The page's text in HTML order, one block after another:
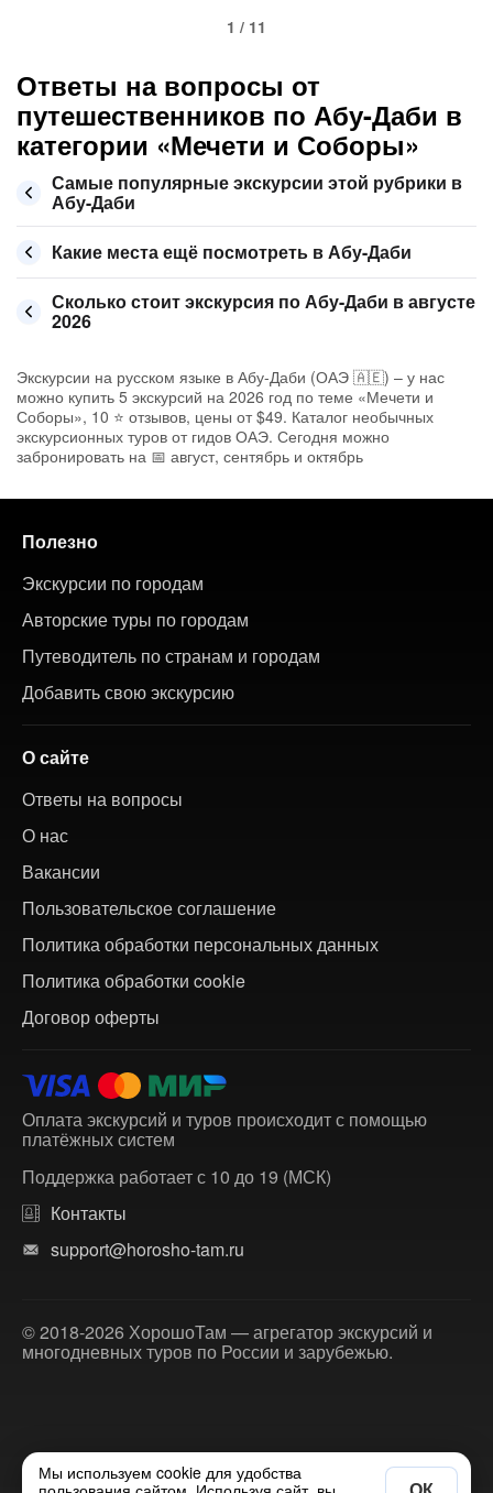
1 / 11
Ответы на вопросы от
путешественников по Абу-Даби в
категории «Мечети и Соборы»
Самые популярные экскурсии этой рубрики в
Абу-Даби
Какие места ещё посмотреть в Абу-Даби
Сколько стоит экскурсия по Абу-Даби в августе
2026
Экскурсии на русском языке в Абу-Даби (ОАЭ 🇦🇪) – у нас
можно купить 5 экскурсий на 2026 год по теме «Мечети и
Соборы», 10 ⭐ отзывов, цены от $49. Каталог необычных
экскурсионных туров от гидов ОАЭ. Сегодня можно
забронировать на 📅 август, сентябрь и октябрь
Полезно
Экскурсии по городам
Авторские туры по городам
Путеводитель по странам и городам
Добавить свою экскурсию
О сайте
Ответы на вопросы
О нас
Вакансии
Пользовательское соглашение
Политика обработки персональных данных
Политика обработки cookie
Договор оферты
Оплата экскурсий и туров происходит с помощью
платёжных систем
Поддержка работает с 10 до 19 (МСК)
Контакты
support@horosho-tam.ru
© 2018-2026 ХорошоТам — агрегатор экскурсий и
многодневных туров по России и зарубежью.
Мы используем cookie для удобства